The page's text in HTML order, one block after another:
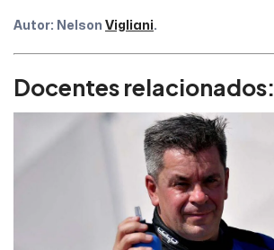
Autor: Nelson Vigliani.
Docentes relacionados: